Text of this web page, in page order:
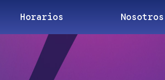
Horarios Nosotros